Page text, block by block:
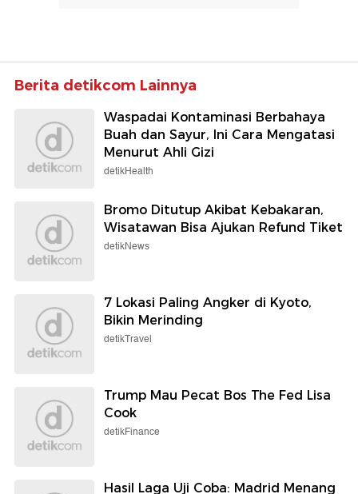
Berita detikcom Lainnya
Waspadai Kontaminasi Berbahaya
Buah dan Sayur, Ini Cara Mengatasi
Menurut Ahli Gizi
detikHealth
Bromo Ditutup Akibat Kebakaran,
Wisatawan Bisa Ajukan Refund Tiket
detikNews
7 Lokasi Paling Angker di Kyoto,
Bikin Merinding
detikTravel
Trump Mau Pecat Bos The Fed Lisa
Cook
detikFinance
Hasil Laga Uji Coba: Madrid Menang